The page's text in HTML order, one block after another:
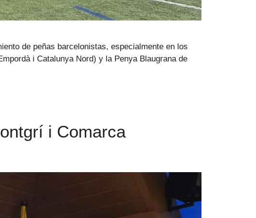
de peñas barcelonistas, especialmente en los
i Catalunya Nord) y la Penya Blaugrana de
i Comarca